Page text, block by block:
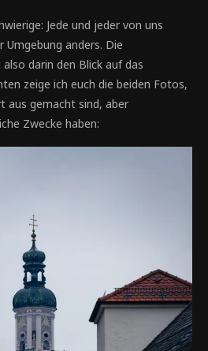
Jede und jeder von uns
anders. Die
darin den Blick auf das
zeige ich euch die beiden Fotos,
aus gemacht sind, aber
Zwecke haben: